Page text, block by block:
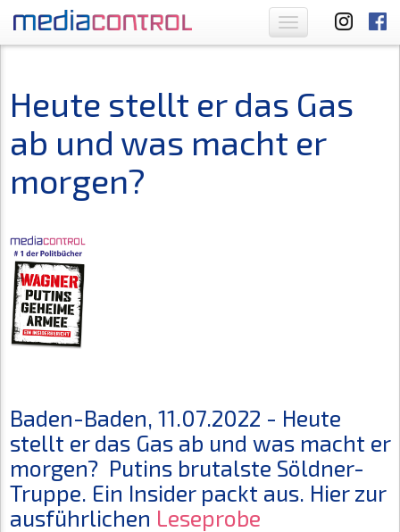
Toggle
navigation
Heute stellt er das Gas
ab und was macht er
morgen?
Baden-Baden, 11.07.2022 - Heute
stellt er das Gas ab und was macht er
morgen? Putins brutalste Söldner-
Truppe. Ein Insider packt aus. Hier zur
ausführlichen Leseprobe